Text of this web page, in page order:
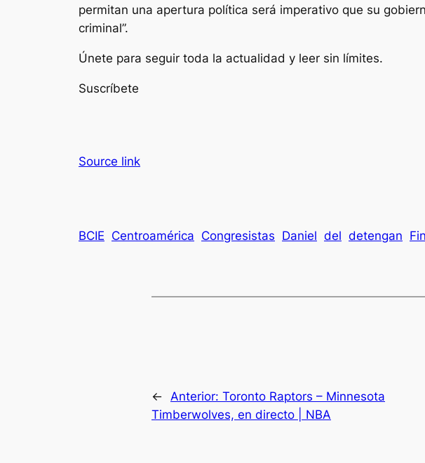
permitan una apertura política será imperativo que su
criminal”.
Únete para seguir toda la actualidad y leer sin límites.
Suscríbete
Source link
BCIE Centroamérica Congresistas Daniel del detengan
← Anterior: Toronto Raptors – Minnesota
Timberwolves, en directo | NBA